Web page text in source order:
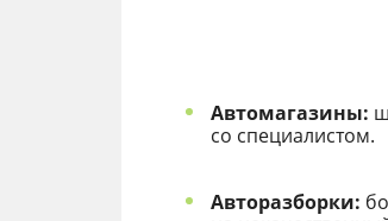
Автомагазины:
со специалистом.
Авторазборки: